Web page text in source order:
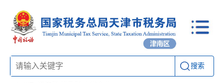
搜索